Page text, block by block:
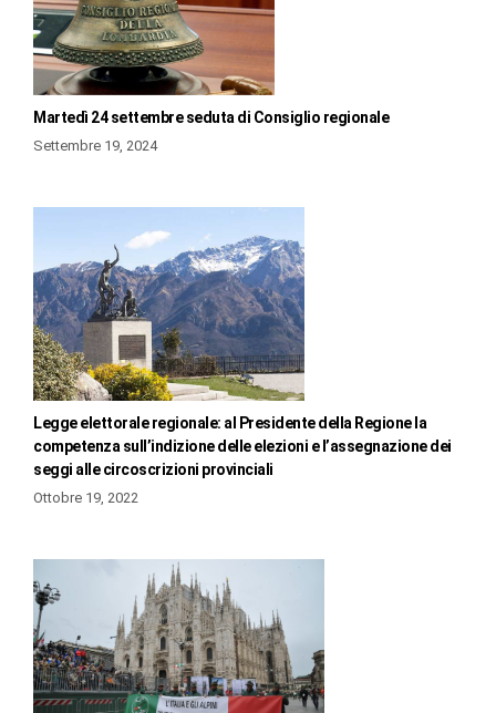
Martedì 24 settembre seduta di Consiglio regionale
Settembre 19, 2024
Legge elettorale regionale: al Presidente della Regione la
competenza sull’indizione delle elezioni e l’assegnazione dei
seggi alle circoscrizioni provinciali
Ottobre 19, 2022